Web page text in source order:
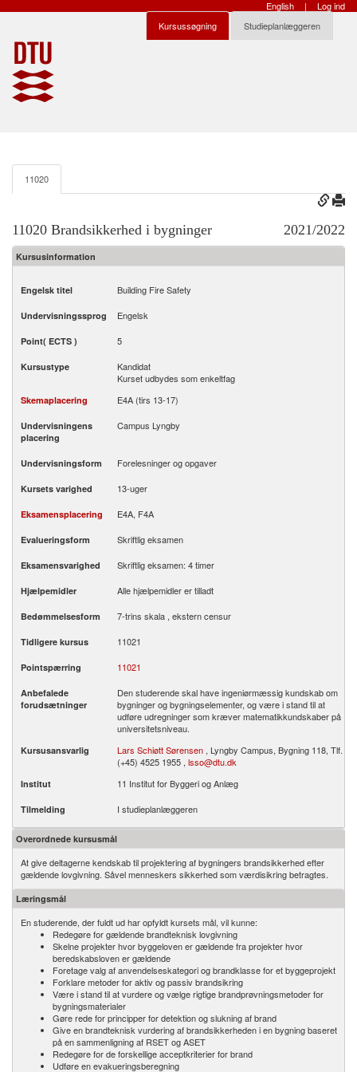
English |
Log ind
Kursussøgning
Studieplanlæggeren
11020
11020 Brandsikkerhed i bygninger 2021/2022
Kursusinformation
Engelsk titel Building Fire Safety
Undervisningssprog Engelsk
Point( ECTS ) 5
Kursustype
Kandidat
Kurset udbydes som enkeltfag
Skemaplacering E4A (tirs 13-17)
Undervisningens
placering
Campus Lyngby
Undervisningsform Forelesninger og opgaver
Kursets varighed 13-uger
Eksamensplacering E4A, F4A
Evalueringsform Skriftlig eksamen
Eksamensvarighed Skriftlig eksamen: 4 timer
Hjælpemidler Alle hjælpemidler er tilladt
Bedømmelsesform 7-trins skala , ekstern censur
Tidligere kursus 11021
Pointspærring 11021
Anbefalede
forudsætninger
Den studerende skal have ingeniørmæssig kundskab om
bygninger og bygningselementer, og være i stand til at
udføre udregninger som kræver matematikkundskaber på
universitetsniveau.
Kursusansvarlig Lars Schiøtt Sørensen , Lyngby Campus, Bygning 118, Tlf.
(+45) 4525 1955 , lsso@dtu.dk
Institut 11 Institut for Byggeri og Anlæg
Tilmelding I studieplanlæggeren
Overordnede kursusmål
At give deltagerne kendskab til projektering af bygningers brandsikkerhed efter
gældende lovgivning. Såvel menneskers sikkerhed som værdisikring betragtes.
Læringsmål
En studerende, der fuldt ud har opfyldt kursets mål, vil kunne:
Redegøre for gældende brandteknisk lovgivning
Skelne projekter hvor byggeloven er gældende fra projekter hvor
beredskabsloven er gældende
Foretage valg af anvendelseskategori og brandklasse for et byggeprojekt
Forklare metoder for aktiv og passiv brandsikring
Være i stand til at vurdere og vælge rigtige brandprøvningsmetoder for
bygningsmaterialer
Gøre rede for principper for detektion og slukning af brand
Give en brandteknisk vurdering af brandsikkerheden i en bygning baseret
på en sammenligning af RSET og ASET
Redegøre for de forskellige acceptkriterier for brand
Udføre en evakueringsberegning